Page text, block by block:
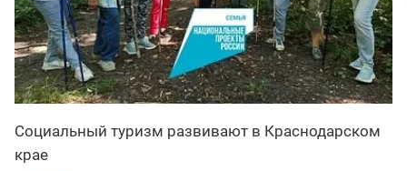
Социальный туризм развивают в Краснодарском
крае